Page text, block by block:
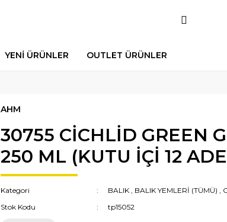
YENİ ÜRÜNLER OUTLET ÜRÜNLER
AHM
30755 CİCHLİD GREEN
250 ML (KUTU İÇİ 12
Kategori BALIK , BALIK YEMLERİ (TÜMÜ) ,
Stok Kodu
tp15052